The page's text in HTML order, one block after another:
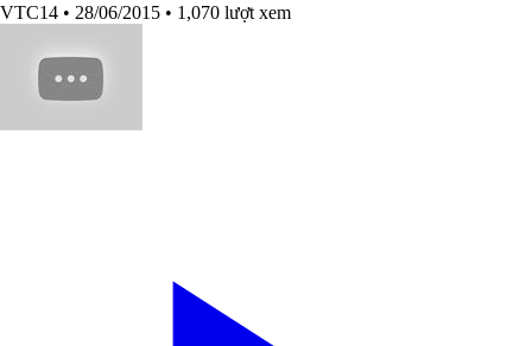
VTC14 • 28/06/2015 • 1,070 lượt xem